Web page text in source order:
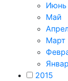
Июнь
Май
Март
2015